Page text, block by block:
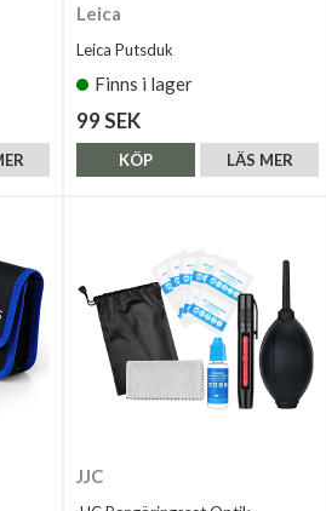
Leica
Leica Putsduk
Finns i lager
99 SEK
LÄS MER
KÖP
JJC